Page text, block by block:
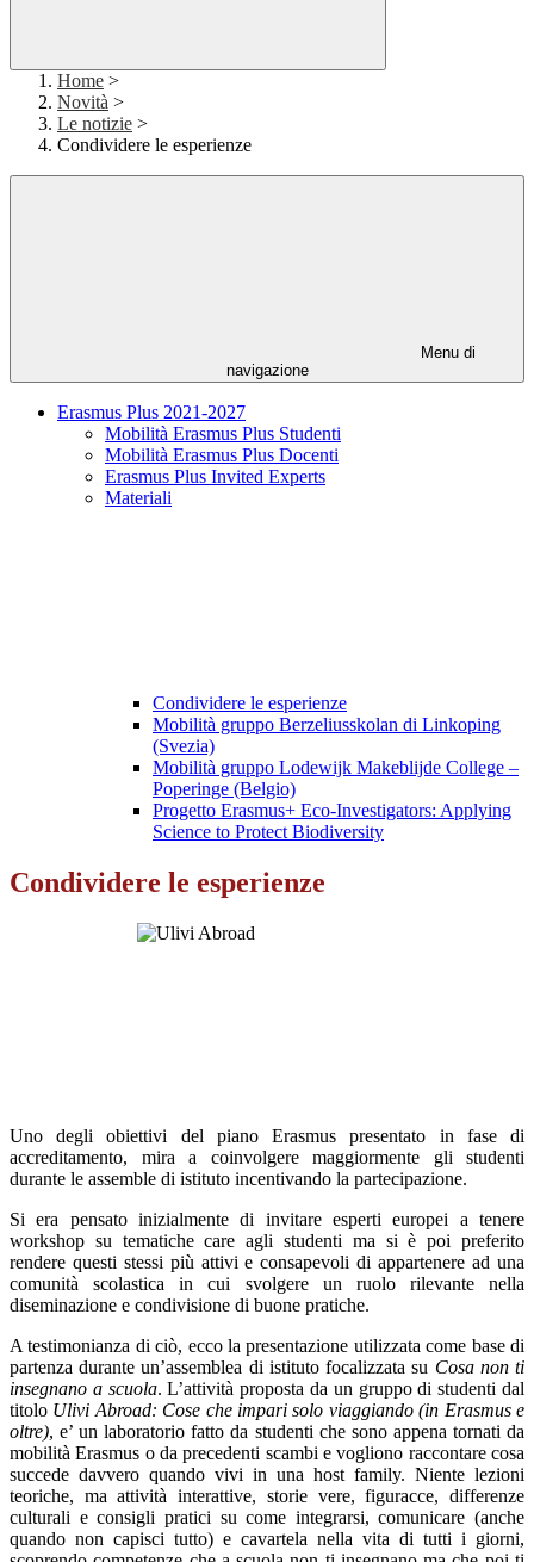
Home >
Novità >
Le notizie >
Condividere le esperienze
Menu di
navigazione
Erasmus Plus 2021-2027
Mobilità Erasmus Plus Studenti
Mobilità Erasmus Plus Docenti
Erasmus Plus Invited Experts
Materiali
Condividere le esperienze
Mobilità gruppo Berzeliusskolan di Linkoping
(Svezia)
Mobilità gruppo Lodewijk Makeblijde College –
Poperinge (Belgio)
Progetto Erasmus+ Eco-Investigators: Applying
Science to Protect Biodiversity
Condividere le esperienze
Uno degli obiettivi del piano Erasmus presentato in fase di
accreditamento, mira a coinvolgere maggiormente gli studenti
durante le assemble di istituto incentivando la partecipazione.
Si era pensato inizialmente di invitare esperti europei a tenere
workshop su tematiche care agli studenti ma si è poi preferito
rendere questi stessi più attivi e consapevoli di appartenere ad una
comunità scolastica in cui svolgere un ruolo rilevante nella
diseminazione e condivisione di buone pratiche.
A testimonianza di ciò, ecco la presentazione utilizzata come base di
partenza durante un’assemblea di istituto focalizzata su Cosa non ti
insegnano a scuola. L’attività proposta da un gruppo di studenti dal
titolo Ulivi Abroad: Cose che impari solo viaggiando (in Erasmus e
oltre), e’ un laboratorio fatto da studenti che sono appena tornati da
mobilità Erasmus o da precedenti scambi e vogliono raccontare cosa
succede davvero quando vivi in una host family. Niente lezioni
teoriche, ma attività interattive, storie vere, figuracce, differenze
culturali e consigli pratici su come integrarsi, comunicare (anche
quando non capisci tutto) e cavartela nella vita di tutti i giorni,